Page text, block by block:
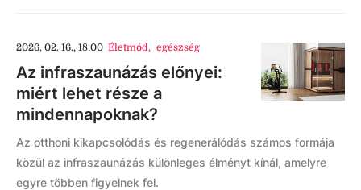
2026. 02. 16., 18:00 Életmód, egészség
Az infraszaunázás előnyei:
miért lehet része a
mindennapoknak?
Az otthoni kikapcsolódás és regenerálódás számos formája
közül az infraszaunázás különleges élményt kínál, amelyre
egyre többen figyelnek fel.